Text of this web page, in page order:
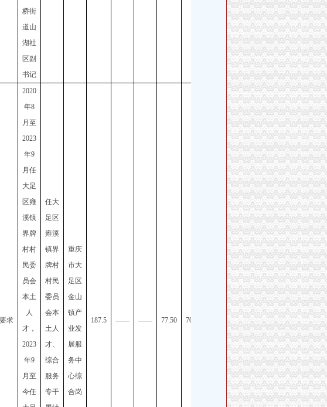
桥街
道山
湖社
区副
书记
求
2020
年8
月至
2023
年9
月任
大足
区雍
溪镇
界牌
村村
民委
员会
本土
人
才，
2023
年9
月至
今任
任大
足区
雍溪
镇界
牌村
村民
委员
会本
土人
才、
综合
服务
专干
重庆
市大
足区
金山
镇产
业发
展服
务中
心综
合岗
187.5 —— —— 77.50 70.00